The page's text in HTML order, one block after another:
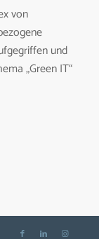
von
und
„Green IT“